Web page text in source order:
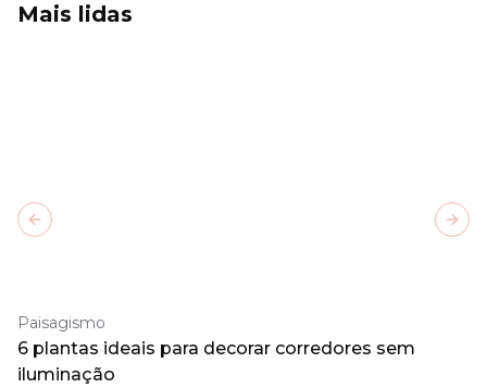
Mais lidas
Paisagismo
6 plantas ideais para decorar corredores sem
iluminação
Previous slide